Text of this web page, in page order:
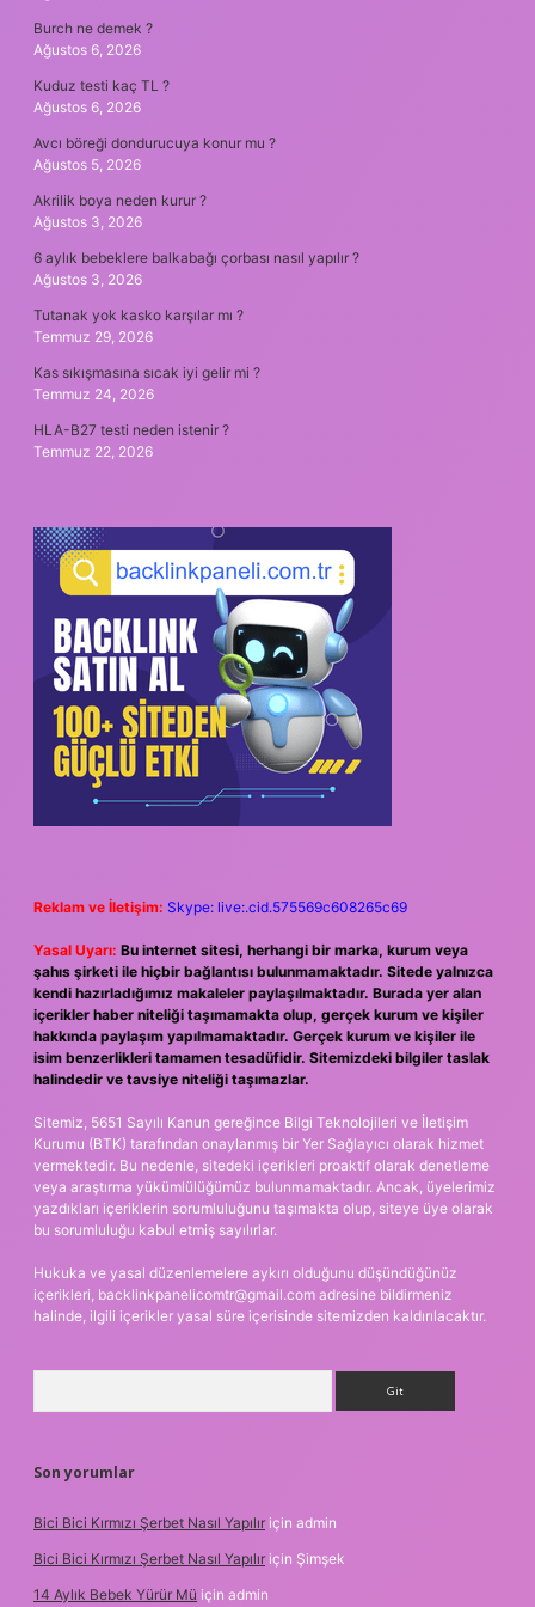
Burch ne demek ?
Ağustos 6, 2026
Kuduz testi kaç TL ?
Ağustos 6, 2026
Avcı böreği dondurucuya konur mu ?
Ağustos 5, 2026
Akrilik boya neden kurur ?
Ağustos 3, 2026
6 aylık bebeklere balkabağı çorbası nasıl yapılır ?
Ağustos 3, 2026
Tutanak yok kasko karşılar mı ?
Temmuz 29, 2026
Kas sıkışmasına sıcak iyi gelir mi ?
Temmuz 24, 2026
HLA-B27 testi neden istenir ?
Temmuz 22, 2026
Reklam ve İletişim: Skype: live:.cid.575569c608265c69
Yasal Uyarı: Bu internet sitesi, herhangi bir marka, kurum veya
şahıs şirketi ile hiçbir bağlantısı bulunmamaktadır. Sitede yalnızca
kendi hazırladığımız makaleler paylaşılmaktadır. Burada yer alan
içerikler haber niteliği taşımamakta olup, gerçek kurum ve kişiler
hakkında paylaşım yapılmamaktadır. Gerçek kurum ve kişiler ile
isim benzerlikleri tamamen tesadüfidir. Sitemizdeki bilgiler taslak
halindedir ve tavsiye niteliği taşımazlar.
Sitemiz, 5651 Sayılı Kanun gereğince Bilgi Teknolojileri ve İletişim
Kurumu (BTK) tarafından onaylanmış bir Yer Sağlayıcı olarak hizmet
vermektedir. Bu nedenle, sitedeki içerikleri proaktif olarak denetleme
veya araştırma yükümlülüğümüz bulunmamaktadır. Ancak, üyelerimiz
yazdıkları içeriklerin sorumluluğunu taşımakta olup, siteye üye olarak
bu sorumluluğu kabul etmiş sayılırlar.
Hukuka ve yasal düzenlemelere aykırı olduğunu düşündüğünüz
içerikleri, backlinkpanelicomtr@gmail.com adresine bildirmeniz
halinde, ilgili içerikler yasal süre içerisinde sitemizden kaldırılacaktır.
Son yorumlar
Bici Bici Kırmızı Şerbet Nasıl Yapılır için admin
Bici Bici Kırmızı Şerbet Nasıl Yapılır için Şimşek
14 Aylık Bebek Yürür Mü için admin